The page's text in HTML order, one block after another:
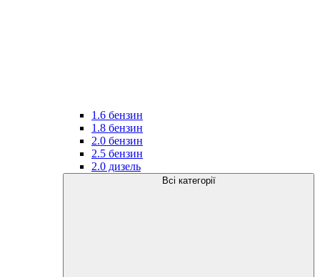
1.6 бензин
1.8 бензин
2.0 бензин
2.5 бензин
2.0 дизель
Всі категорії